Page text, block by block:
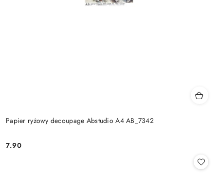
Papier ryżowy decoupage Abstudio A4 AB_7342
Cena:
7.90